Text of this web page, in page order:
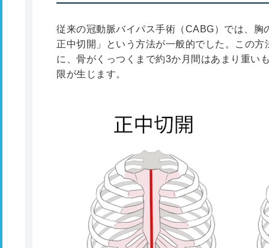
従来の冠動脈バイパス手術（CABG）では、
正中切開」という方法が一般的でした。この
に、骨がくっつくまで約3か月間はあまり重い
限が生じます。